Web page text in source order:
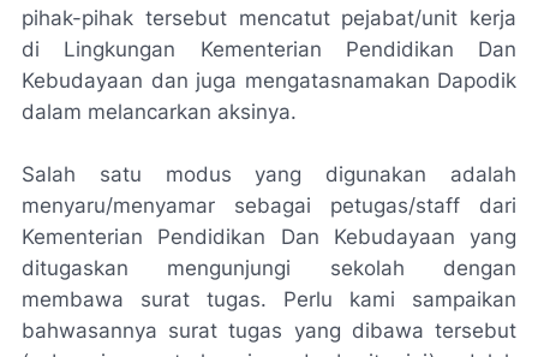
pihak-pihak tersebut mencatut pejabat/unit kerja
di Lingkungan Kementerian Pendidikan Dan
Kebudayaan dan juga mengatasnamakan Dapodik
dalam melancarkan aksinya.
Salah satu modus yang digunakan adalah
menyaru/menyamar sebagai petugas/staff dari
Kementerian Pendidikan Dan Kebudayaan yang
ditugaskan mengunjungi sekolah dengan
membawa surat tugas. Perlu kami sampaikan
bahwasannya surat tugas yang dibawa tersebut